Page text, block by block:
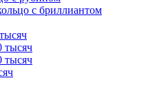
с бриллиантом
тысяч
тысяч